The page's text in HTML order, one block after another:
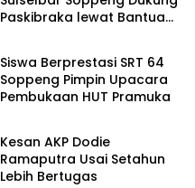
Paskibraka lewat Bantuan
Metro
Siswa Berprestasi SRT 64
Soppeng Pimpin Upacara
Pembukaan HUT Pramuka
Metro
Kesan AKP Dodie
Ramaputra Usai Setahun
Lebih Bertugas